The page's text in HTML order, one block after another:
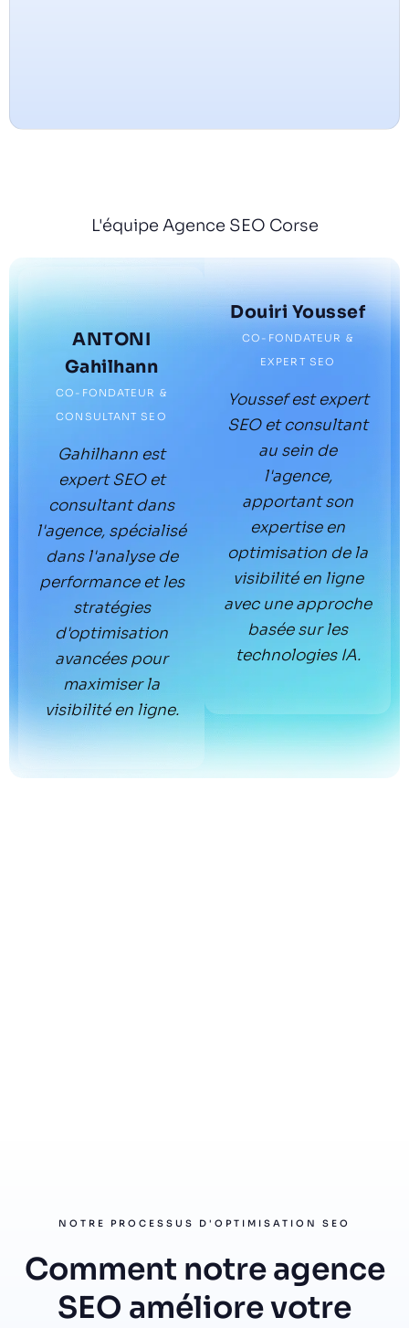
L'équipe Agence SEO Corse
ANTONI
Gahilhann
CO-FONDATEUR &
CONSULTANT SEO
Gahilhann est
expert SEO et
consultant dans
l'agence, spécialisé
dans l'analyse de
performance et les
stratégies
d'optimisation
avancées pour
maximiser la
visibilité en ligne.
Douiri Youssef
CO-FONDATEUR &
EXPERT SEO
Youssef est expert
SEO et consultant
au sein de
l'agence,
apportant son
expertise en
optimisation de la
visibilité en ligne
avec une approche
basée sur les
technologies IA.
NOTRE PROCESSUS D'OPTIMISATION SEO
Comment notre agence
SEO améliore votre